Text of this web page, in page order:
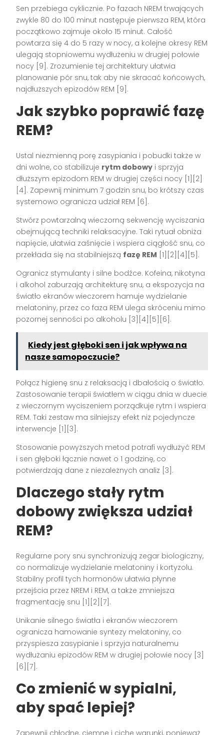
Sen przebiega cyklicznie. Po fazach NREM trwających
zwykle 80 do 100 minut następuje pierwsza REM, która
początkowo zajmuje około 15 minut. Całość
powtarza się 4 do 5 razy w nocy, a kolejne okresy REM
ulegają stopniowemu wydłużeniu w drugiej połowie
nocy [9]. Zrozumienie tej architektury ułatwia
planowanie pór snu, tak aby nie skracać końcowych,
najdłuższych epizodów REM [9].
Jak szybko poprawić fazę
REM?
Ustal niezmienną porę zasypiania i pobudki także w
dni wolne, co stabilizuje rytm dobowy i sprzyja
dłuższym epizodom REM w drugiej części nocy [1][2]
[4]. Zapewnij minimum 7 godzin snu, bo krótszy czas
systemowo ogranicza udział REM [6].
Stwórz powtarzalną wieczorną sekwencję wyciszania
obejmującą techniki relaksacyjne. Taki rytuał obniża
napięcie, ułatwia zaśnięcie i wspiera ciągłość snu, co
przekłada się na stabilniejszą fazę REM [1][2][4][5].
Ogranicz stymulanty i silne bodźce. Kofeina, nikotyna
i alkohol zaburzają architekturę snu, a ekspozycja na
światło ekranów wieczorem hamuje wydzielanie
melatoniny, przez co faza REM ulega skróceniu mimo
pozornej senności po alkoholu [3][4][5][6].
Kiedy jest głęboki sen i jak wpływa na
nasze samopoczucie?
Połącz higienę snu z relaksacją i dbałością o światło.
Zastosowanie terapii światłem w ciągu dnia w duecie
z wieczornym wyciszeniem porządkuje rytm i wspiera
REM. Taki zestaw ma silniejszy efekt niż pojedyncze
interwencje [1][3].
Stosowanie powyższych metod potrafi wydłużyć REM
i sen głęboki łącznie nawet o 1 godzinę, co
potwierdzają dane z niezależnych analiz [3].
Dlaczego stały rytm
dobowy zwiększa udział
REM?
Regularne pory snu synchronizują zegar biologiczny,
co normalizuje wydzielanie melatoniny i kortyzolu.
Stabilny profil tych hormonów ułatwia płynne
przejścia przez NREM i REM, a także zmniejsza
fragmentację snu [1][2][7].
Unikanie silnego światła i ekranów wieczorem
ogranicza hamowanie syntezy melatoniny, co
przyspiesza zasypianie i sprzyja naturalnemu
wydłużaniu epizodów REM w drugiej połowie nocy [3]
[6][7].
Co zmienić w sypialni,
aby spać lepiej?